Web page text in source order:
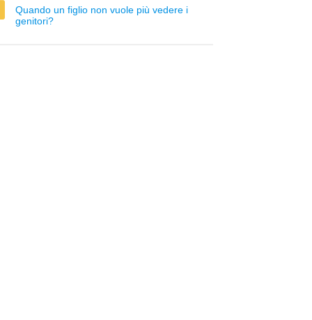
Quando un figlio non vuole più vedere i
genitori?